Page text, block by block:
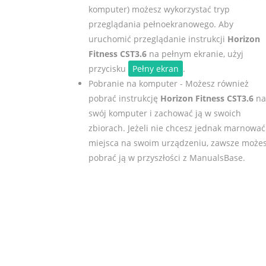
komputer) możesz wykorzystać tryp
przeglądania pełnoekranowego. Aby
uruchomić przeglądanie instrukcji Horizon
Fitness CST3.6na pełnym ekranie, użyj
przycisku
Pełny ekran .
Pobranie na komputer - Możesz również
pobrać instrukcję Horizon Fitness CST3.6na
swój komputer i zachować ją w swoich
zbiorach. Jeżeli nie chcesz jednak marnować
miejsca na swoim urządzeniu, zawsze
pobrać ją w przyszłości z ManualsBase.